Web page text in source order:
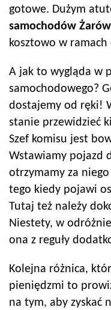
gotowe. Dużym
samochodów Żarów
kosztowo w ramach
A jak to wygląda w
samochodowego?
dostajemy od ręki!
stanie przewidzieć
Szef komisu jest
Wstawiamy pojazd
otrzymamy za
tego kiedy pojawi
Tutaj też należy
Niestety, w
ona z reguły
Kolejna różnica,
pieniędzmi to
na tym, aby zyskać